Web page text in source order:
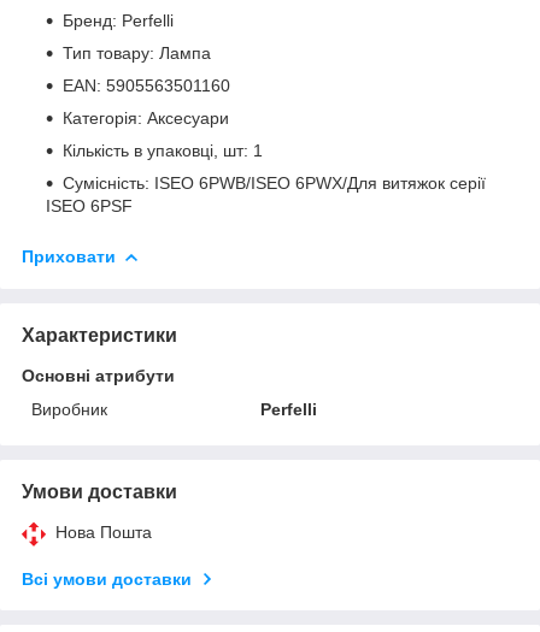
Бренд: Perfelli
Тип товару: Лампа
EAN: 5905563501160
Категорія: Аксесуари
Кількість в упаковці, шт: 1
Сумісність: ISEO 6PWB/ISEO 6PWX/Для витяжок серії
ISEO 6PSF
Приховати
Характеристики
Основні атрибути
Виробник
Perfelli
Умови доставки
Нова Пошта
Всі умови доставки